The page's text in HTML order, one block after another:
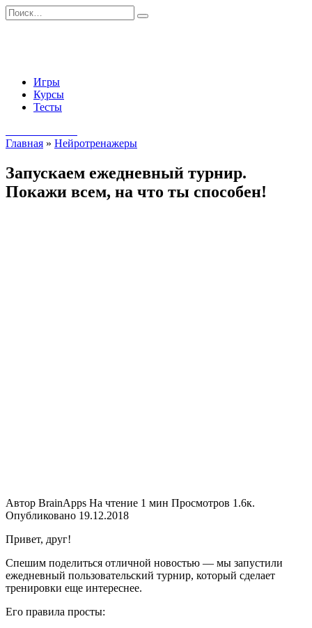
Перейти
к
Search
for:
Игры
Курсы
Тесты
Главная » Нейротренажеры
Запускаем ежедневный турнир.
Покажи всем, на что ты способен!
Автор BrainApps На чтение 1 мин Просмотров 1.6к.
Опубликовано 19.12.2018
Привет, друг!
Спешим поделиться отличной новостью — мы запустили
ежедневный пользовательский турнир, который сделает
тренировки еще интереснее.
Его правила просты: